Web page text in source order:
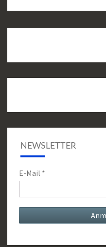
NEWSLETTER
E-Mail *